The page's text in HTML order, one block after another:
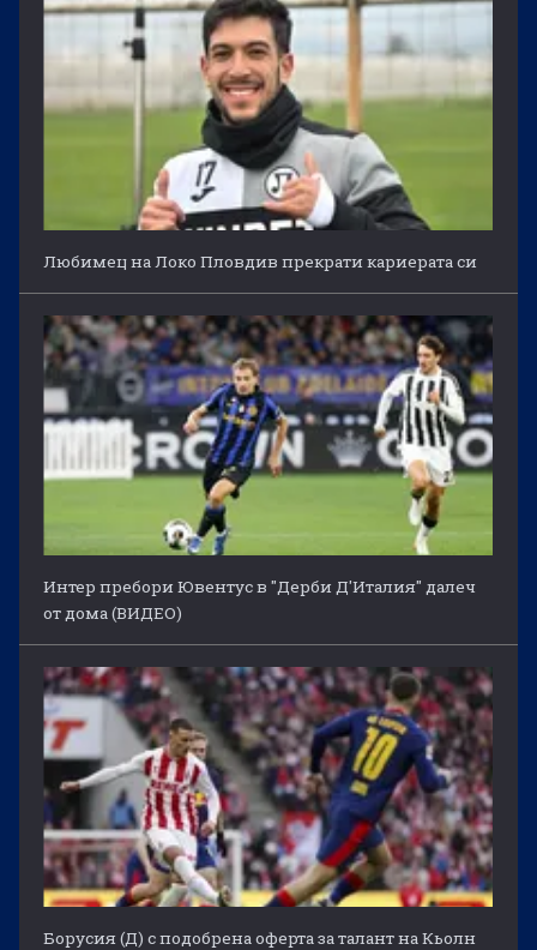
Любимец на Локо Пловдив прекрати кариерата си
Интер пребори Ювентус в "Дерби Д'Италия" далеч
от дома (ВИДЕО)
Борусия (Д) с подобрена оферта за талант на Кьолн